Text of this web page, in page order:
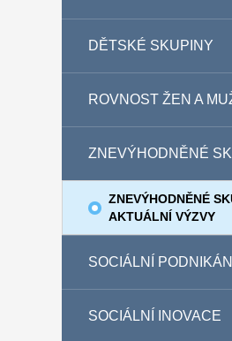
DĚTSKÉ SKUPINY
ROVNOST ŽEN A
ZNEVÝHODNĚNÉ
ZNEVÝHODNĚNÉ
AKTUÁLNÍ VÝZVY
SOCIÁLNÍ PODNIKÁNÍ
SOCIÁLNÍ INOVACE